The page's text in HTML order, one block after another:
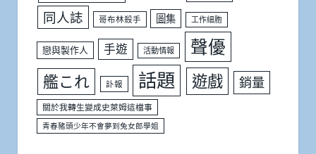
同人誌 哥布林殺手 圖集 工作細胞
戀與製作人 手遊 活動情報 聲優
艦これ 訃報 話題 遊戲 銷量
關於我轉生變成史萊姆這檔事
青春豬頭少年不會夢到兔女郎學姐